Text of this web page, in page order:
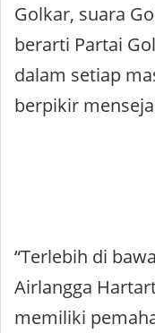
Golkar, suara
berarti Partai
dalam setiap
berpikir
“Terlebih di
Airlangga
memiliki